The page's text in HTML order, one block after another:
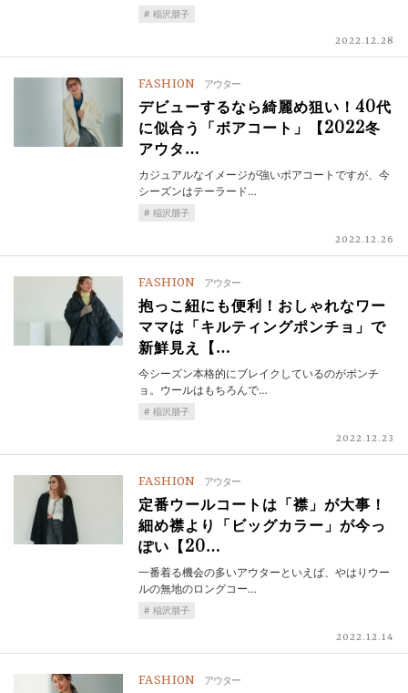
稲沢朋子
2022.12.28
FASHION アウター
デビューするなら綺麗め狙い！40代
に似合う「ボアコート」【2022冬
アウタ…
カジュアルなイメージが強いボアコートですが、今
シーズンはテーラード…
稲沢朋子
2022.12.26
FASHION アウター
抱っこ紐にも便利！おしゃれなワー
ママは「キルティングポンチョ」で
新鮮見え【…
今シーズン本格的にブレイクしているのがポンチ
ョ。ウールはもちろんで…
稲沢朋子
2022.12.23
FASHION アウター
定番ウールコートは「襟」が大事！
細め襟より「ビッグカラー」が今っ
ぽい【20…
一番着る機会の多いアウターといえば、やはりウー
ルの無地のロングコー…
稲沢朋子
2022.12.14
FASHION アウター